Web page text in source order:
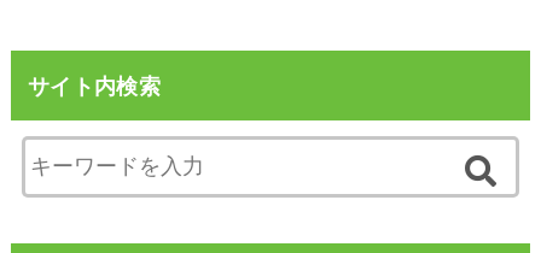
サイト内検索